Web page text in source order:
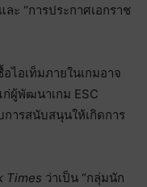
ละ “การประกาศเอกราช
ไอเท็มภายในเกมอาจ
ก่ผู้พัฒนาเกม ESC
การสนับสนุนให้เกิดการ
Times ว่าเป็น “กลุ่มนัก